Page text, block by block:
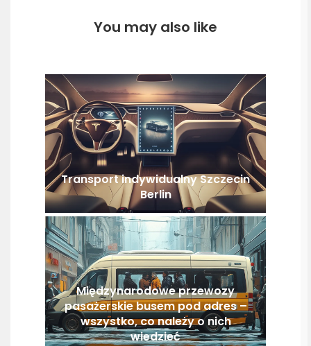
You may also like
Transport indywidualny Szczecin
Berlin
Międzynarodowe przewozy
pasażerskie busem pod adres –
wszystko, co należy o nich
wiedzieć